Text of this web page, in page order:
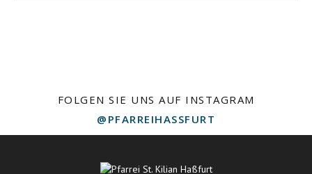
FOLGEN SIE UNS AUF INSTAGRAM
@PFARREIHASSFURT